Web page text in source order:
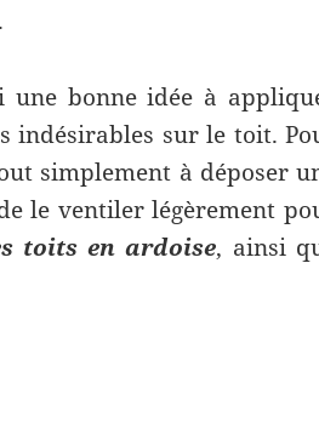
une bonne idée à
indésirables sur le toit.
simplement à déposer
le ventiler légèrement
toits en ardoise, ainsi